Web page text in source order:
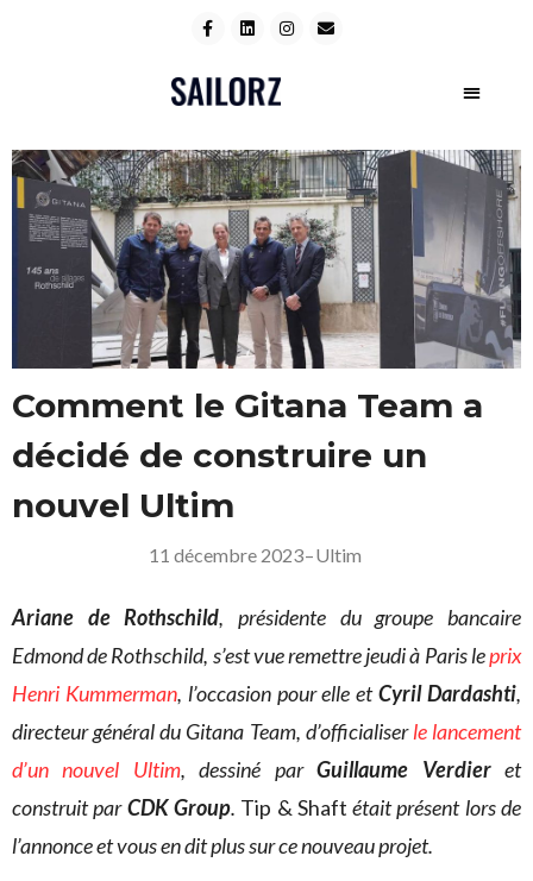
Comment le Gitana Team a
décidé de construire un
nouvel Ultim
11 décembre 2023–Ultim
Ariane de Rothschild, présidente du groupe bancaire
Edmond de Rothschild, s’est vue remettre jeudi à Paris leprix
Henri Kummerman, l’occasion pour elle etCyril Dardashti,
directeur général du Gitana Team, d’officialiserle lancement
d’un nouvel Ultim, dessiné parGuillaume Verdieret
construit parCDK Group. Tip & Shaft était présent lors de
l’annonce et vous en dit plus sur ce nouveau projet.